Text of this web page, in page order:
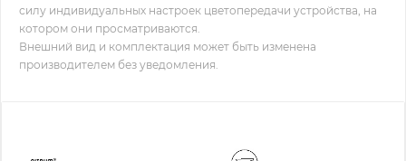
силу индивидуальных настроек цветопередачи устройства, на
котором они просматриваются.
Внешний вид и комплектация может быть изменена
производителем без уведомления.